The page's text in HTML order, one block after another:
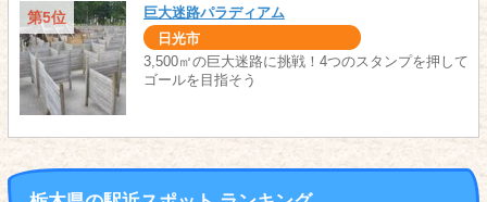
第5位 巨大迷路パラディアム
日光市
3,500㎡の巨大迷路に挑戦！4つのスタンプを押して
ゴールを目指そう